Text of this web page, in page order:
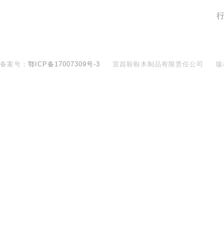
备案号： 鄂ICP备17007309号-3 宜昌盼盼木制品有限责任公司